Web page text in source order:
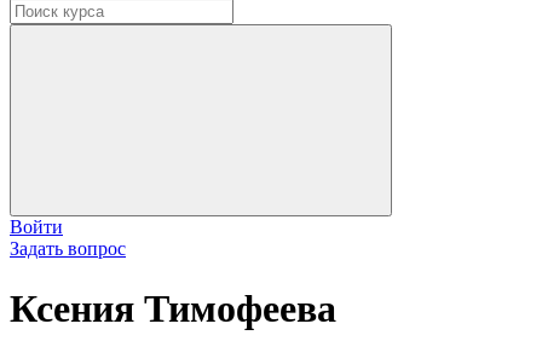
Войти
Задать вопрос
Ксения Тимофеева